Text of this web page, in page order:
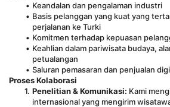
Keandalan dan pengalaman industri
Basis pelanggan yang kuat yang
perjalanan ke Turki
Komitmen terhadap kepuasan
Keahlian dalam pariwisata budaya,
petualangan
Saluran pemasaran dan penjualan
Proses Kolaborasi
Penelitian & Komunikasi: Kami
internasional yang mengirim